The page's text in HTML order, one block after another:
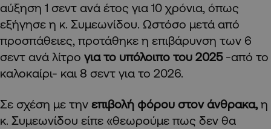
αύξηση 1 σεντ ανά έτος για 10 χρόνια, όπως
εξήγησε η κ. Συμεωνίδου. Ωστόσο μετά από
προσπάθειες, προτάθηκε η επιβάρυνση των 6
σεντ ανά λίτρο για το υπόλοιπο του 2025-από το
καλοκαίρι- και 8 σεντ για το 2026.
Σε σχέση με την επιβολή φόρου στον άνθρακα, η
κ. Συμεωνίδου είπε «θεωρούμε πως δεν θα